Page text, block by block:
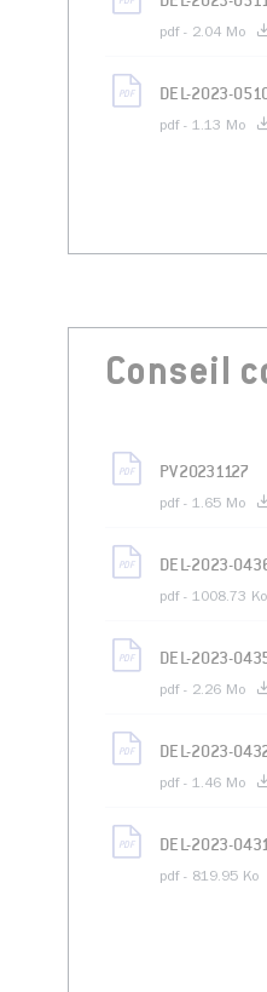
pdf - 2.04 Mo
DEL-2023-
pdf - 1.13 Mo
Conseil
PV20231127
pdf - 1.65 Mo
DEL-2023-
pdf - 1008.73 Ko
DEL-2023-
pdf - 2.26 Mo
DEL-2023-
pdf - 1.46 Mo
DEL-2023-
pdf - 819.95 Ko